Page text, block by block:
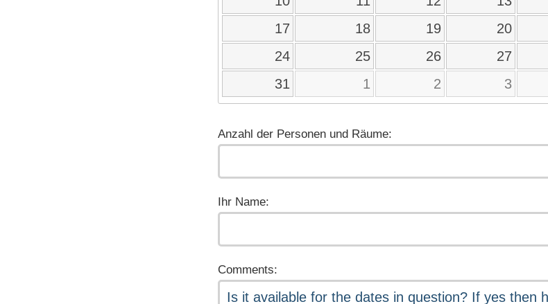
17
18 19 20
24
25 26 27
31
1 2 3
Anzahl der Personen und Räume:
Ihr Name:
Comments: